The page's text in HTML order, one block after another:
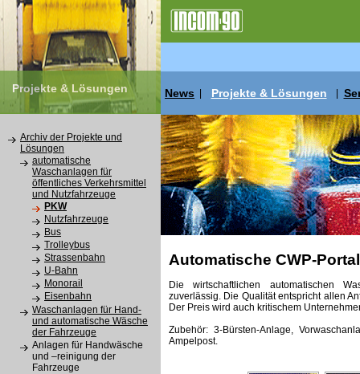
Projekte & Lösungen News Projekte & Lösungen
Archiv der Projekte und
Lösungen
automatische
Waschanlagen für
öffentliches Verkehrsmittel
und Nutzfahrzeuge
PKW
Nutzfahrzeuge
Bus
Trolleybus
Strassenbahn
U-Bahn
Monorail
Eisenbahn
Waschanlagen für Hand-
und automatische Wäsche
der Fahrzeuge
Anlagen für Handwäsche
und –reinigung der
Fahrzeuge
Automatische CWP-
Die wirtschaftlichen automatischen
zuverlässig. Die Qualität entspricht allen
Der Preis wird auch kritischem
Zubehör: 3-Bürsten-Anlage,
Ampelpost.